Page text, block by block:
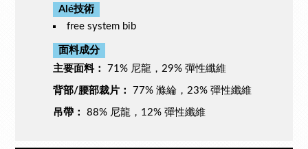
Alé技術
free system bib
面料成分
主要面料：
71% 尼龍，29% 彈性纖維
背部/腰部裁片： 77% 滌綸，23% 彈性纖維
吊帶： 88% 尼龍，12% 彈性纖維